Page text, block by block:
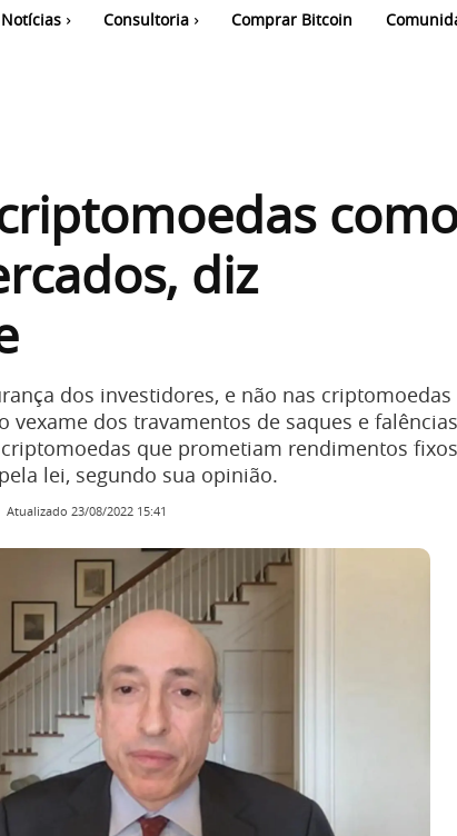
Notícias Consultoria Comprar Bitcoin
diz
dos investidores, e não nas criptomoedas
vexame dos travamentos de saques e
que prometiam rendimentos
lei, segundo sua opinião.
Atualizado 23/08/2022 15:41